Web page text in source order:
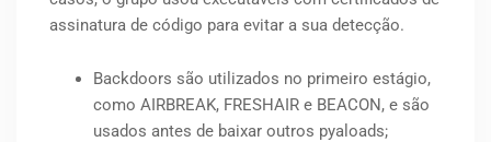
assinatura de código para evitar a sua detecção.
Backdoors são utilizados no primeiro estágio,
como AIRBREAK, FRESHAIR e BEACON, e são
usados antes de baixar outros pyaloads;